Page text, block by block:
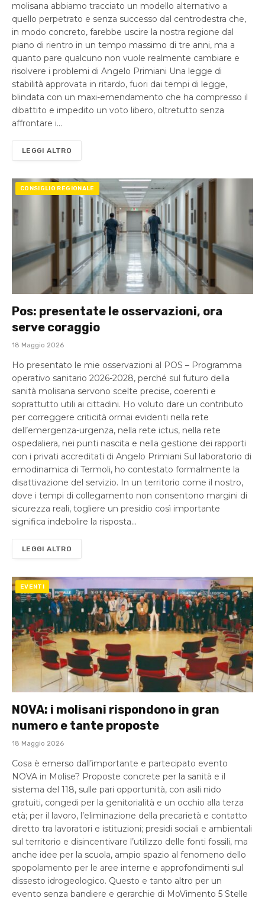
molisana abbiamo tracciato un modello alternativo a
quello perpetrato e senza successo dal centrodestra che,
in modo concreto, farebbe uscire la nostra regione dal
piano di rientro in un tempo massimo di tre anni, ma a
quanto pare qualcuno non vuole realmente cambiare e
risolvere i problemi di Angelo Primiani Una legge di
stabilità approvata in ritardo, fuori dai tempi di legge,
blindata con un maxi-emendamento che ha compresso il
dibattito e impedito un voto libero, oltretutto senza
affrontare i…
LEGGI ALTRO
CONSIGLIO REGIONALE
Pos: presentate le osservazioni, ora
serve coraggio
18 Maggio 2026
Ho presentato le mie osservazioni al POS – Programma
operativo sanitario 2026-2028, perché sul futuro della
sanità molisana servono scelte precise, coerenti e
soprattutto utili ai cittadini. Ho voluto dare un contributo
per correggere criticità ormai evidenti nella rete
dell’emergenza-urgenza, nella rete ictus, nella rete
ospedaliera, nei punti nascita e nella gestione dei rapporti
con i privati accreditati di Angelo Primiani Sul laboratorio di
emodinamica di Termoli, ho contestato formalmente la
disattivazione del servizio. In un territorio come il nostro,
dove i tempi di collegamento non consentono margini di
sicurezza reali, togliere un presidio così importante
significa indebolire la risposta…
LEGGI ALTRO
EVENTI
NOVA: i molisani rispondono in gran
numero e tante proposte
18 Maggio 2026
Cosa è emerso dall’importante e partecipato evento
NOVA in Molise? Proposte concrete per la sanità e il
sistema del 118, sulle pari opportunità, con asili nido
gratuiti, congedi per la genitorialità e un occhio alla terza
età; per il lavoro, l’eliminazione della precarietà e contatto
diretto tra lavoratori e istituzioni; presidi sociali e ambientali
sul territorio e disincentivare l’utilizzo delle fonti fossili, ma
anche idee per la scuola, ampio spazio al fenomeno dello
spopolamento per le aree interne e approfondimenti sul
dissesto idrogeologico. Questo e tanto altro per un
evento senza bandiere e gerarchie di MoVimento 5 Stelle